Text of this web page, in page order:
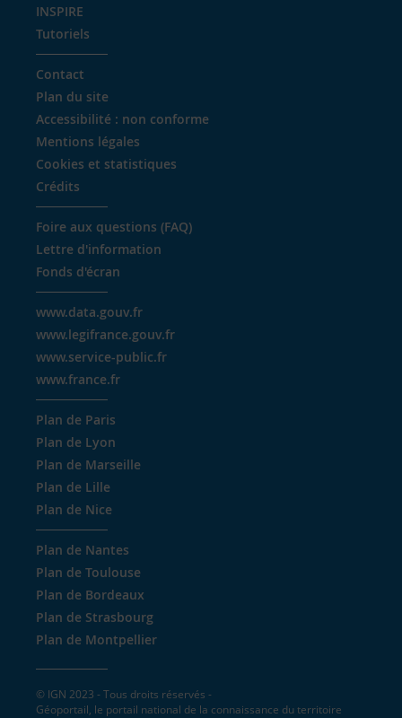
INSPIRE
Tutoriels
Contact
Plan du site
Accessibilité : non conforme
Mentions légales
Cookies et statistiques
Crédits
Foire aux questions (FAQ)
Lettre d'information
Fonds d'écran
www.data.gouv.fr
www.legifrance.gouv.fr
www.service-public.fr
www.france.fr
Plan de Paris
Plan de Lyon
Plan de Marseille
Plan de Lille
Plan de Nice
Plan de Nantes
Plan de Toulouse
Plan de Bordeaux
Plan de Strasbourg
Plan de Montpellier
© IGN 2023 - Tous droits réservés -
Géoportail, le portail national de la connaissance du territoire